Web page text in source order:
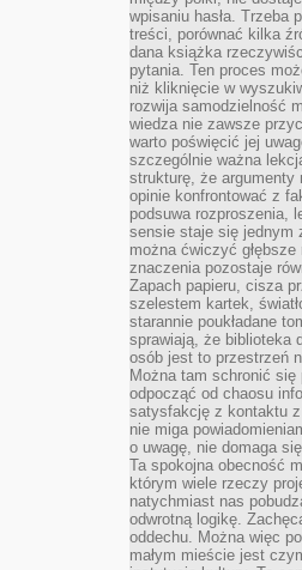
wpisaniu hasła. Trzeba
treści, porównać kilka
dana książka
pytania. Ten proces
niż kliknięcie w
rozwija samodzielność
wiedza nie zawsze
warto poświęcić jej
szczególnie ważna
strukturę, że argumenty
opinie konfrontować z
podsuwa rozproszenia,
sensie staje się jednym
można ćwiczyć
znaczenia pozostaje
Zapach papieru, cisza
szelestem kartek,
starannie poukładane
sprawiają, że biblioteka
osób jest to przestrzeń
Można tam schronić się
odpocząć od chaosu
satysfakcję z kontaktu
nie miga
o uwagę, nie domaga
Ta spokojna obecność
którym wiele rzeczy
natychmiast nas
odwrotną logikę.
oddechu. Można więc
małym mieście jest